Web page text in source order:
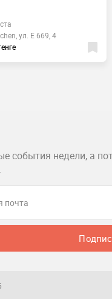
ул. Е 669, 4
события недели, а